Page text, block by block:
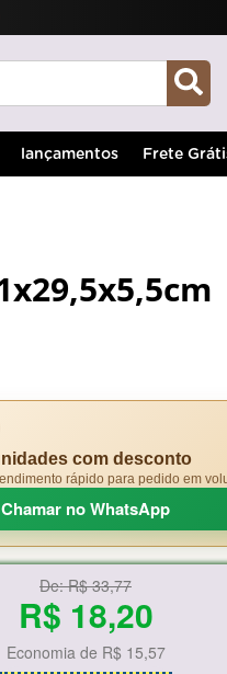
lançamentos Frete
com desconto
rápido para pedido em
Chamar no WhatsApp
De:R$ 33,77
R$ 18,20
Economia de R$ 15,57